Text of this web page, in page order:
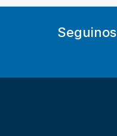
Seguinos